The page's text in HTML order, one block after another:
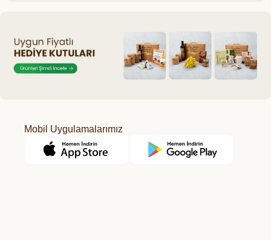
Mobil Uygulamalarımız